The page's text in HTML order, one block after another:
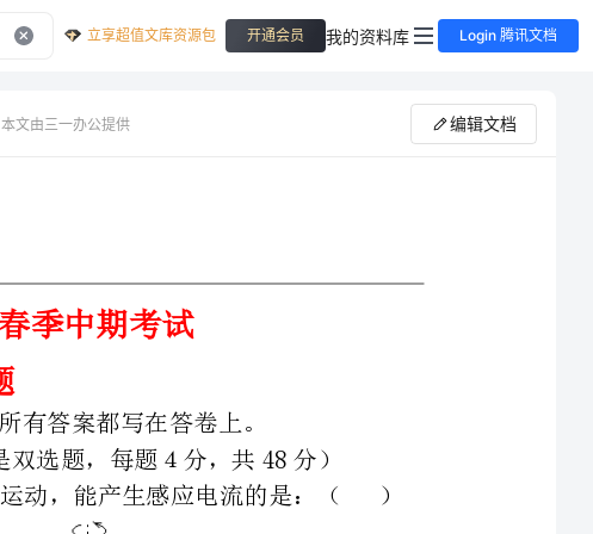
立享超值文库资源包 开通会员 我的资料库 Login 腾讯文档
本文由三一办公提供 编辑文档